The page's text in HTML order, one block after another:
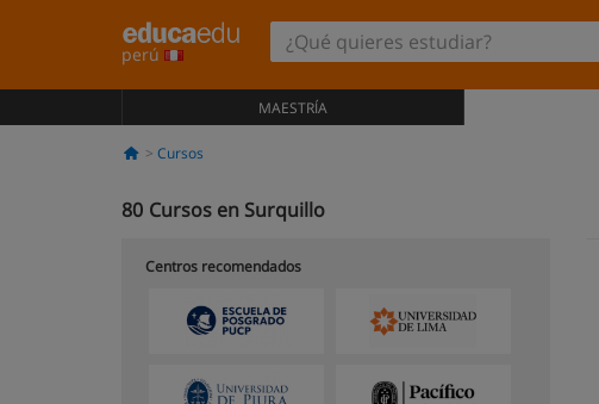
perú
MAESTRÍA
Cursos
80 Cursos en Surquillo
Centros recomendados